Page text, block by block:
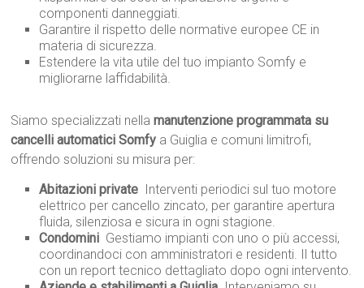
componenti danneggiati.
Garantire il rispetto delle normative europee CE in
materia di sicurezza.
Estendere la vita utile del tuo impianto Somfy e
migliorarne laffidabilità.
Siamo specializzati nellamanutenzione programmata su
cancelli automatici Somfy a Guiglia e comuni limitrofi,
offrendo soluzioni su misura per:
Abitazioni private  Interventi periodici sul tuo motore
elettrico per cancello zincato, per garantire apertura
fluida, silenziosa e sicura in ogni stagione.
Condomini  Gestiamo impianti con uno o più accessi,
coordinandoci con amministratori e residenti. Il tutto
con un report tecnico dettagliato dopo ogni intervento.